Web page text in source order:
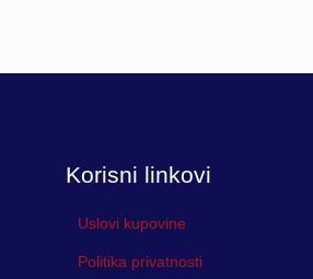
Korisni linkovi
Uslovi kupovine
Politika privatnosti